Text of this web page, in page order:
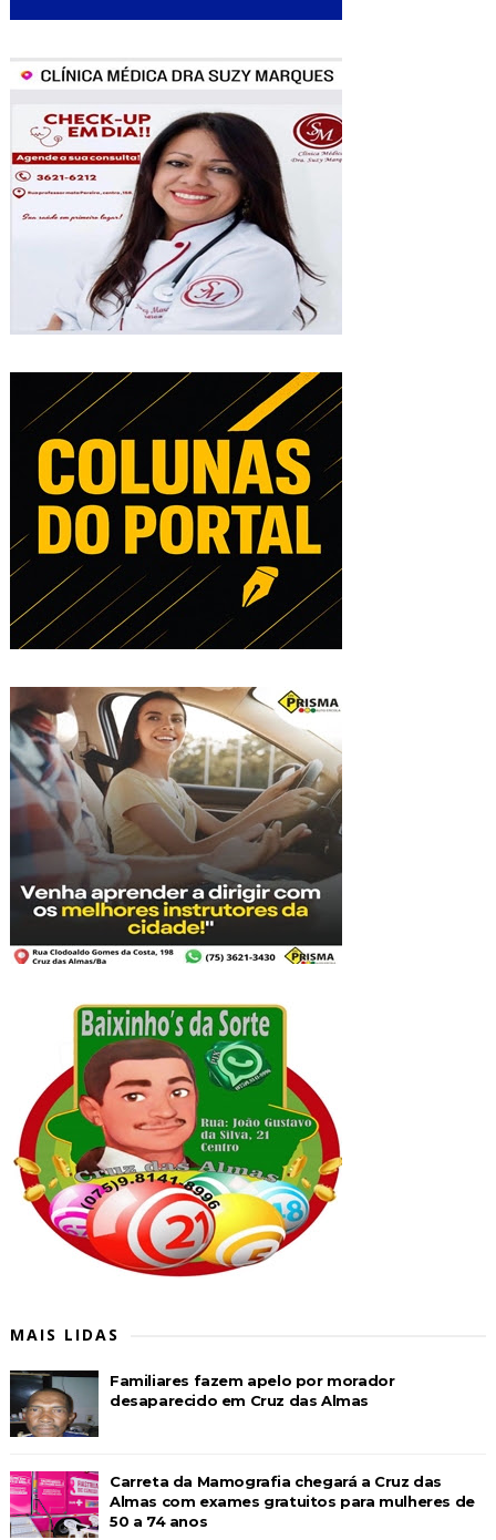
MAIS LIDAS
Familiares fazem apelo por morador
desaparecido em Cruz das Almas
Carreta da Mamografia chegará a Cruz das
Almas com exames gratuitos para mulheres de
50 a 74 anos